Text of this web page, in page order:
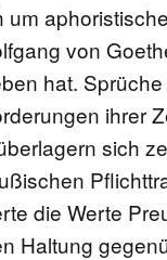
um
von
hat.
ihrer
sich
die Werte
Haltung